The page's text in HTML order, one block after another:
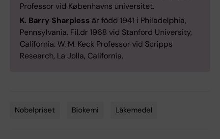
Professor vid Københavns universitet.
K. Barry Sharpless är född 1941 i Philadelphia,
Pennsylvania. Fil.dr 1968 vid Stanford University,
California. W. M. Keck Professor vid Scripps
Research, La Jolla, California.
Nobelpriset Biokemi Läkemedel